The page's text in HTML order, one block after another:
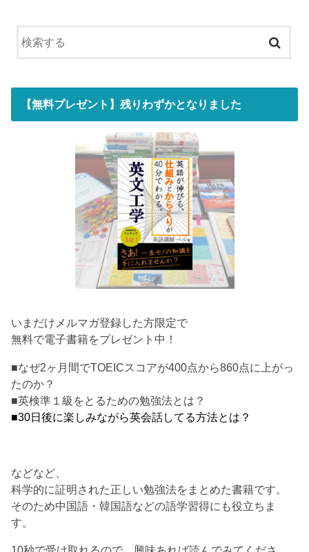
【無料プレゼント】残りわずかとなりました
いまだけメルマガ登録した方限定で
無料で電子書籍をプレゼント中！
■なぜ2ヶ月間でTOEICスコアが400点から860点に上がっ
たのか？
■英検準１級をとるための勉強法とは？
■30日後に楽しみながら英会話してる方法とは？
などなど、
科学的に証明された正しい勉強法をまとめた書籍です。
そのため中国語・韓国語などの語学習得にも役立ちま
す。